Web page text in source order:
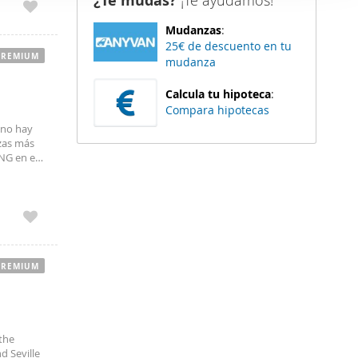
funciones
del
del uso
hay
más
en el
Seville
Mudanzas:
25€ de descuento en tu
mudanza
Calcula tu hipoteca:
Compara hipotecas